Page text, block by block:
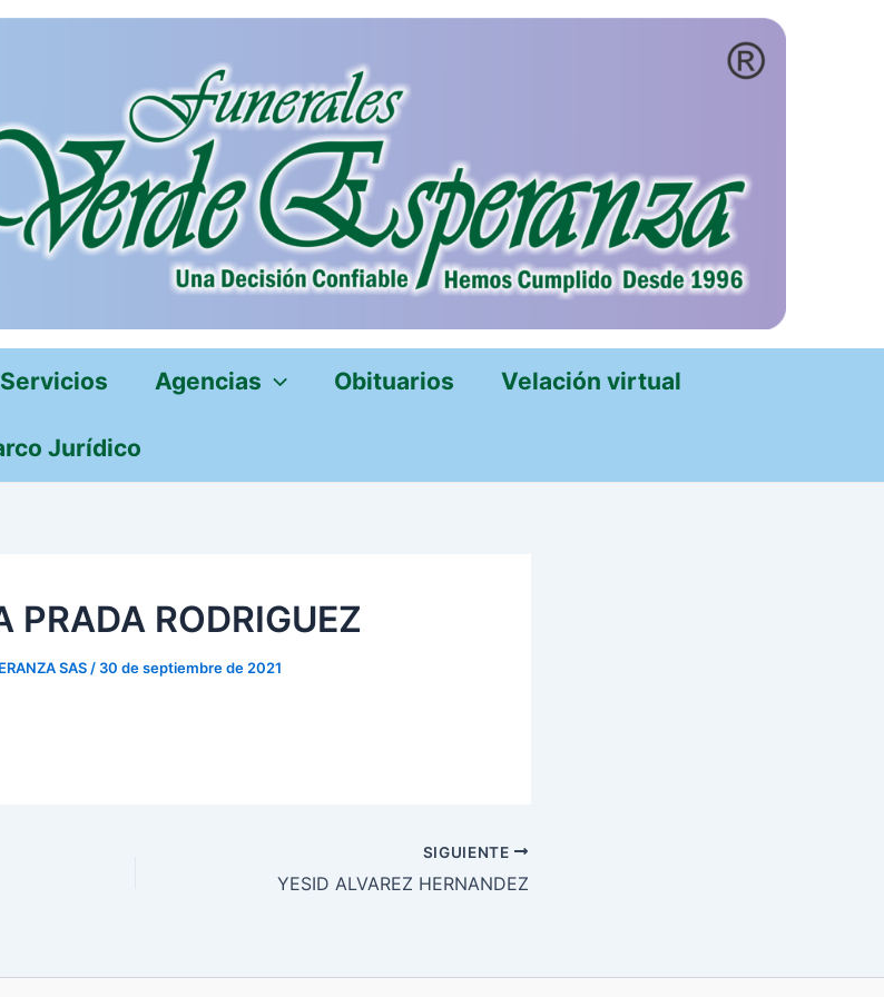
Servicios Agencias Obituarios Velación virtual
Jurídico
PRADA RODRIGUEZ
SAS / 30 de septiembre de 2021
SIGUIENTE
YESID ALVAREZ HERNANDEZ